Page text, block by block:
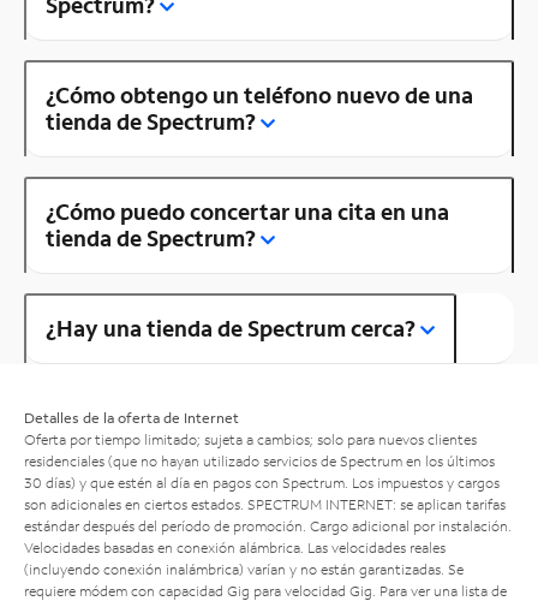
¿Cómo obtengo un teléfono nuevo de una
tienda de Spectrum?
¿Cómo puedo concertar una cita en una
tienda de Spectrum?
¿Hay una tienda de Spectrum cerca?
Detalles de la oferta de Internet
Oferta por tiempo limitado; sujeta a cambios; solo para nuevos clientes
residenciales (que no hayan utilizado servicios de Spectrum en los últimos
30 días) y que estén al día en pagos con Spectrum. Los impuestos y cargos
son adicionales en ciertos estados. SPECTRUM INTERNET: se aplican tarifas
estándar después del período de promoción. Cargo adicional por instalación.
Velocidades basadas en conexión alámbrica. Las velocidades reales
(incluyendo conexión inalámbrica) varían y no están garantizadas. Se
requiere módem con capacidad Gig para velocidad Gig. Para ver una lista de